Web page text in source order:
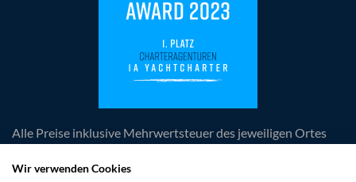
Alle Preise inklusive Mehrwertsteuer des jeweiligen Ortes
obligatorischer Kosten. Die Angebote und Rabatte sind
Wir verwenden Cookies